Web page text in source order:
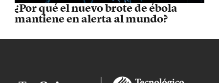
¿Por qué el nuevo brote de ébola
mantiene en alerta al mundo?